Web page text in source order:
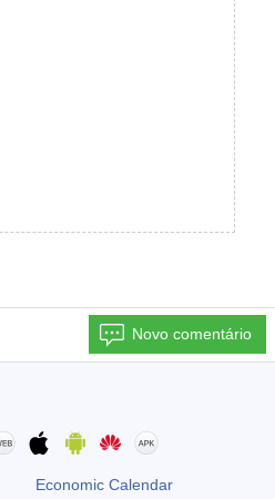
Novo comentário
Economic Calendar